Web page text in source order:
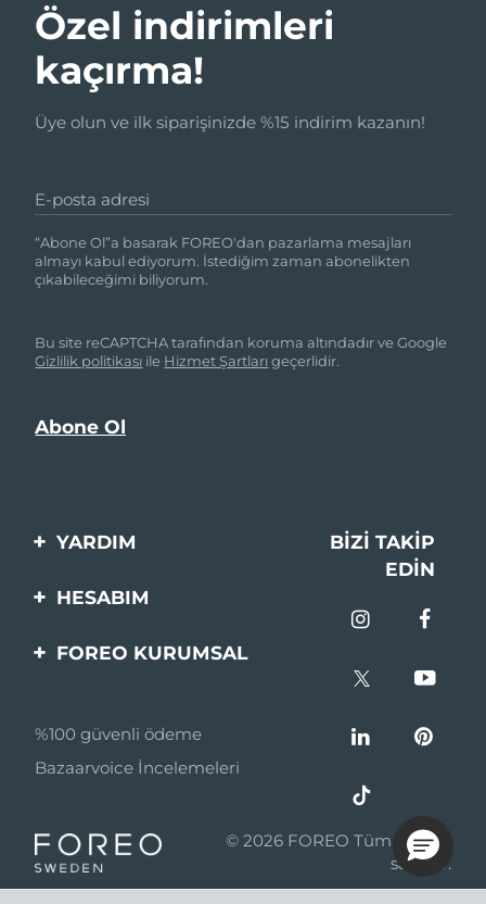
Özel indirimleri
kaçırma!
Üye olun ve ilk siparişinizde %15 indirim kazanın!
E-posta adresi
“Abone Ol”a basarak FOREO'dan pazarlama mesajları
almayı kabul ediyorum. İstediğim zaman abonelikten
çıkabileceğimi biliyorum.
Bu site reCAPTCHA tarafından koruma altındadır ve Google
Gizlilik politikası ile Hizmet Şartlarıgeçerlidir.
YARDIM
Bi̇zi̇mle İleti̇şi̇me Geçi̇n
BIZI TAKIP
EDIN
HESABIM
Ürün Kaydı
FOREO KURUMSAL
Ortaklik Programi
Ortaklık haberleri
Perakende Satış
Ortakları
%100 güvenli ödeme
Bazaarvoice İncelemeleri
© 2026 FOREO Tüm hakları
saklıdır.